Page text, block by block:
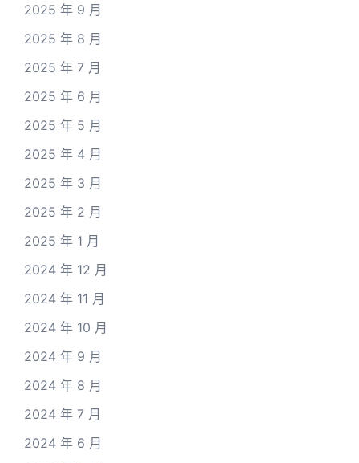
2025 年 9 月
2025 年 8 月
2025 年 7 月
2025 年 6 月
2025 年 5 月
2025 年 4 月
2025 年 3 月
2025 年 2 月
2025 年 1 月
2024 年 12 月
2024 年 11 月
2024 年 10 月
2024 年 9 月
2024 年 8 月
2024 年 7 月
2024 年 6 月